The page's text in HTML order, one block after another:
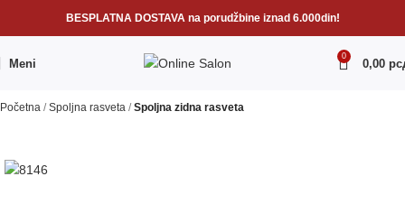
BESPLATNA DOSTAVA na porudžbine iznad 6.000din!
Meni
0
0,00
Početna Spoljna rasveta Spoljna zidna rasveta